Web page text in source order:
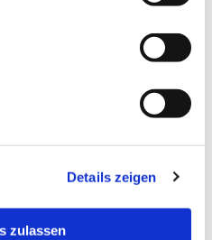
Details zeigen
zulassen